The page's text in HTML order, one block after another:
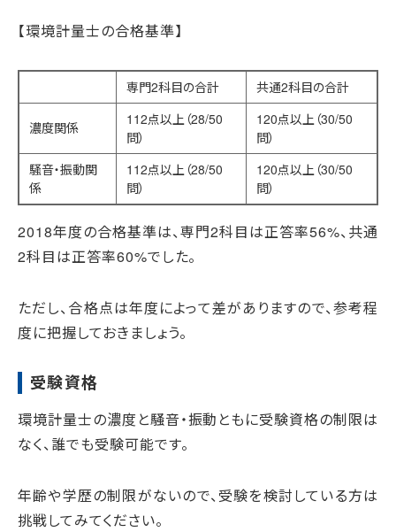
【環境計量士の合格基準】
専門2科目の合計 共通2科目の合計
濃度関係
112点以上（28/50
問）
120点以上（30/50
問）
騒音・振動関
係
112点以上（28/50
問）
120点以上（30/50
問）
2018年度の合格基準は、専門2科目は正答率56%、共通
2科目は正答率60%でした。
ただし、合格点は年度によって差がありますので、参考程
度に把握しておきましょう。
受験資格
環境計量士の濃度と騒音・振動ともに受験資格の制限は
なく、誰でも受験可能です。
年齢や学歴の制限がないので、受験を検討している方は
挑戦してみてください。